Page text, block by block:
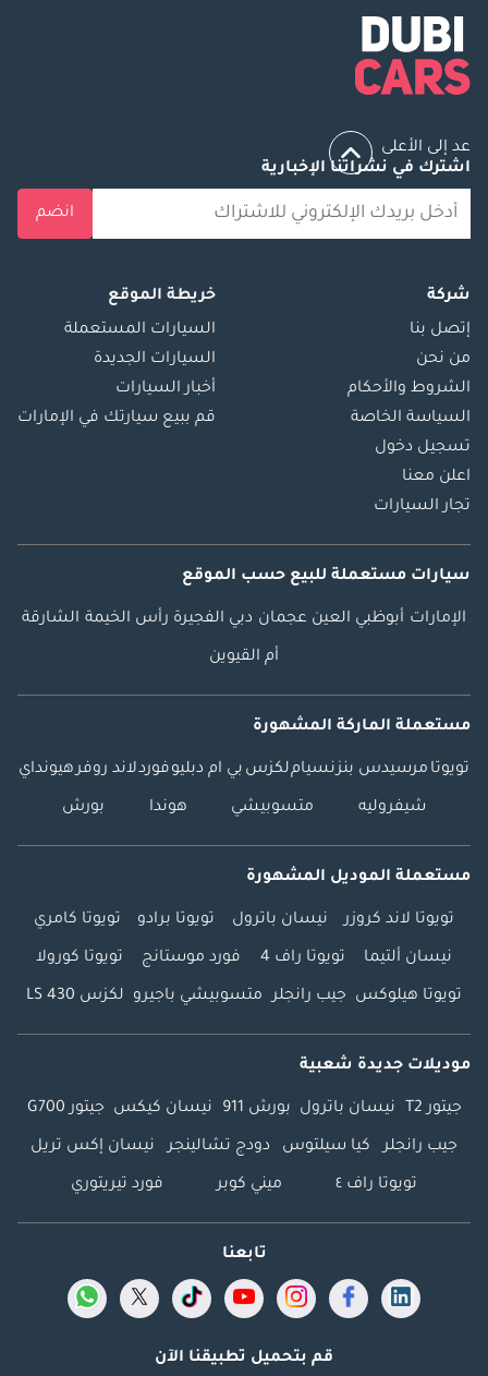
عد إلى الأعلى
اشترك في نشراتنا الإخبارية
انضم
شركة
إتصل بنا
من نحن
الشروط والأحكام
السياسة الخاصة
تسجيل دخول
اعلن معنا
تجار السيارات
خريطة الموقع
السيارات المستعملة
السيارات الجديدة
أخبار السيارات
قم ببيع سيارتك في الإمارات
سيارات مستعملة للبيع حسب الموقع
الإمارات أبوظبي العين عجمان دبي الفجيرة رأس الخيمة الشارقة
أم القيوين
مستعملة الماركة المشهورة
تويوتا مرسيدس بنزنسياملكزس بي ام دبليوفوردلاند روفرهيونداي
شيفروليه متسوبيشي هوندا بورش
مستعملة الموديل المشهورة
تويوتا لاند كروزر نيسان باترول تويوتا برادو تويوتا كامري
نيسان ألتيما تويوتا راف 4 فورد موستانج تويوتا كورولا
تويوتا هيلوكس جيب رانجلر متسوبيشي باجيرو لكزس LS 430
موديلات جديدة شعبية
جيتور T2 نيسان باترول بورش 911 نيسان كيكس جيتور G700
جيب رانجلر كيا سيلتوس دودج تشالينجر نيسان إكس تريل
تويوتا راف ٤ ميني كوبر فورد تيريتوري
تابعنا
قم بتحميل تطبيقنا الآن